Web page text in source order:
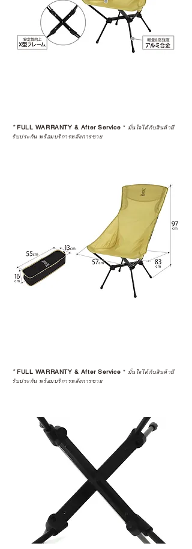
*FULL WARRANTY & After Service * มั่นใจได้กับสินค้ามี
รับประกัน พร้อมบริการหลังการขาย
*FULL WARRANTY & After Service * มั่นใจได้กับสินค้ามี
รับประกัน พร้อมบริการหลังการขาย